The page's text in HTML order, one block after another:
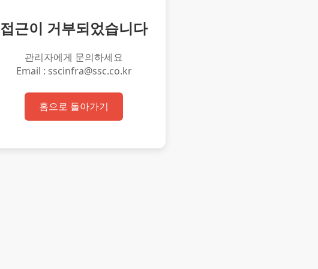
접근이 거부되었습니다
관리자에게 문의하세요
Email : sscinfra@ssc.co.kr
홈으로 돌아가기